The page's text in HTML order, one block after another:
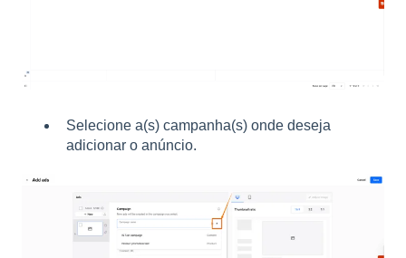
Selecione a(s) campanha(s) onde deseja
adicionar o anúncio.